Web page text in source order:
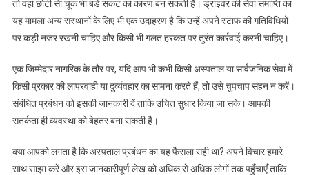
तो वहां छोटी सी चूक भी बड़े संकट का कारण बन सकती है। ड्राइवर की सेवा समाप्ति का
यह मामला अन्य संस्थानों के लिए भी एक उदाहरण है कि उन्हें अपने स्टाफ की गतिविधियों
पर कड़ी नजर रखनी चाहिए और किसी भी गलत हरकत पर तुरंत कार्रवाई करनी चाहिए।
एक जिम्मेदार नागरिक के तौर पर, यदि आप भी कभी किसी अस्पताल या सार्वजनिक सेवा में
किसी प्रकार की लापरवाही या दुर्व्यवहार का सामना करते हैं, तो उसे चुपचाप सहन न करें।
संबंधित प्रबंधन को इसकी जानकारी दें ताकि उचित सुधार किया जा सके। आपकी
सतर्कता ही व्यवस्था को बेहतर बना सकती है।
क्या आपको लगता है कि अस्पताल प्रबंधन का यह फैसला सही था? अपने विचार हमारे
साथ साझा करें और इस जानकारीपूर्ण लेख को अधिक से अधिक लोगों तक पहुँचाएँ ताकि